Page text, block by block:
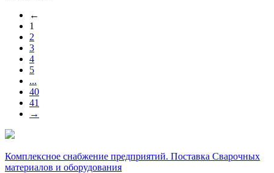
←
1
2
3
4
5
...
40
41
→
Комплексное снабжение предприятий. Поставка Сварочных
материалов и оборудования